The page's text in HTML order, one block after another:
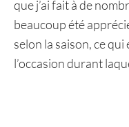
que j’ai fait à de
beaucoup été
selon la saison, ce
l’occasion durant